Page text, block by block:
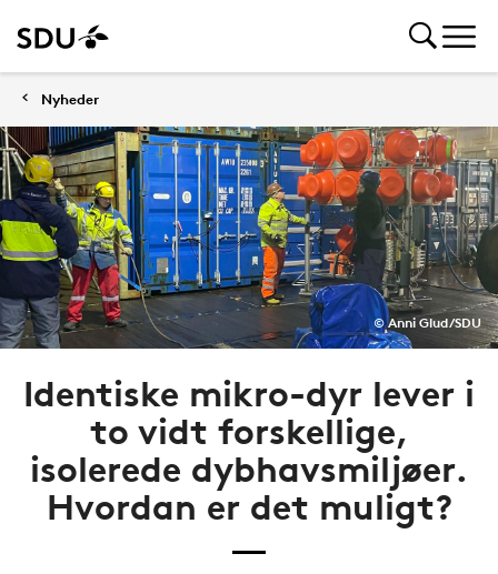
Nyheder
© Anni Glud/SDU
Identiske mikro-dyr lever i
to vidt forskellige,
isolerede dybhavsmiljøer.
Hvordan er det muligt?